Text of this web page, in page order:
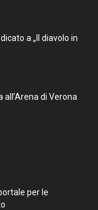
a „Il diavolo in
all’Arena di Verona
per le